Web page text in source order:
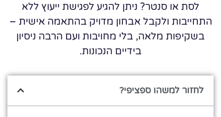
לסת או סנטר? ניתן להגיע לפגישת ייעוץ ללא
התחייבות ולקבל אבחון מדויק בהתאמה אישית –
בשקיפות מלאה, בלי מחויבות ועם הרבה ניסיון
בידיים הנכונות.
לחזור למשהו ספציפי?